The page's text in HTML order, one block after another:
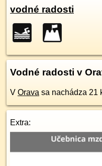
vodné radosti
Vodné radosti v
V Orava sa nachádza 21
Extra: